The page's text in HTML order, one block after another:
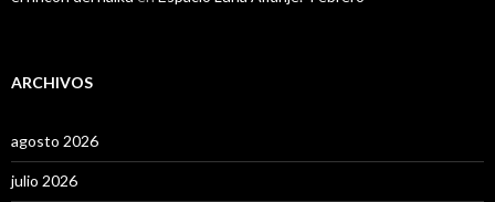
ARCHIVOS
agosto 2026
julio 2026